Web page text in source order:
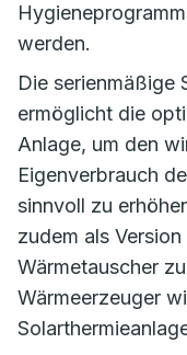
werden.
Die serienmäßige
ermöglicht die
Anlage, um den
Eigenverbrauch
sinnvoll zu
zudem als
Wärmetauscher
Wärmeerzeuger